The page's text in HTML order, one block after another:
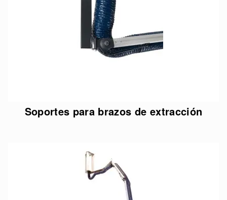
Soportes para brazos de extracción